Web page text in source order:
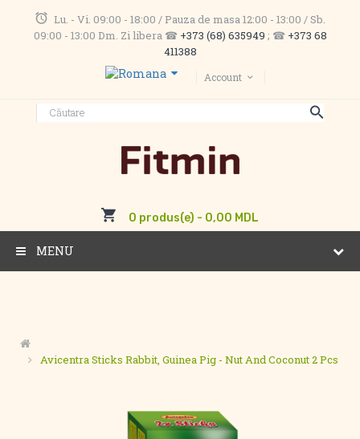
Lu. - Vi. 09:00 - 18:00 / Pauza de masa 12:00 - 13:00 / Sb.
09:00 - 13:00 Dm. Zi libera ☎ +373 (68) 635949 ; ☎ +373 68
411388
Account
0 produs(e) - 0,00 MDL
MENU
Avicentra Sticks Rabbit, Guinea Pig - Nut And Coconut 2 Pcs